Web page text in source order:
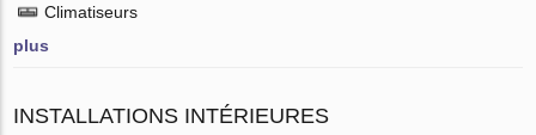
Climatiseurs
plus
INSTALLATIONS INTÉRIEURES